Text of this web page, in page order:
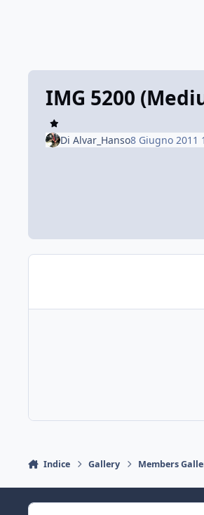
IMG 5200
Di Alvar_Hanso8 Giugno 2011
Indice Gallery Members